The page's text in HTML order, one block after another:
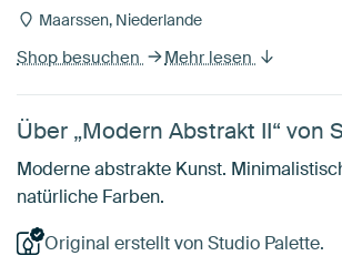
Maarssen, Niederlande
Shop besuchen Mehr lesen
Über „Modern Abstrakt II“ von
Moderne abstrakte Kunst.
natürliche Farben.
Original erstellt von Studio Palette.